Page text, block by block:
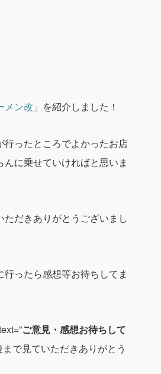
メン改 」を紹介しました！
行ったところでよかったお店
んに乗せていければと思いま
ただきありがとうございまし
ったら感想等お待ちしてま
ご意見・感想お待ちして
まで見ていただきありがとう